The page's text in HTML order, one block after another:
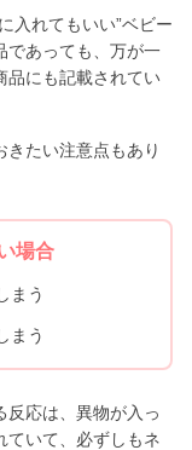
入れてもいい”ベビー
であっても、万が一
品にも記載されてい
たい注意点もあり
場合
まう
まう
反応は、異物が入っ
ていて、必ずしもネ